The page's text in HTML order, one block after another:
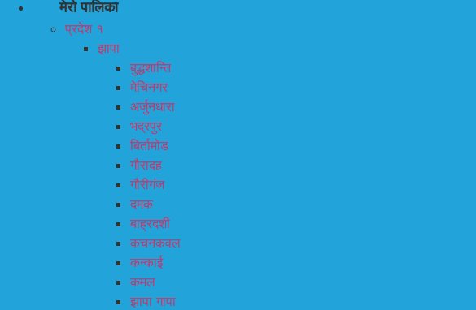
मेरो पालिका
प्रदेश १
झापा
बुद्धशान्ति
मेचिनगर
अर्जुनधारा
भद्रपुर
बिर्तामोड
गौरादह
गौरीगंज
दमक
बाह्रदशी
कचनकवल
कन्काई
कमल
झापा गापा